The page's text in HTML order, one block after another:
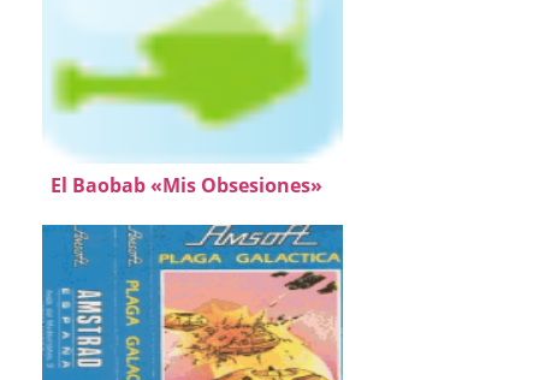
El Baobab «Mis Obsesiones»